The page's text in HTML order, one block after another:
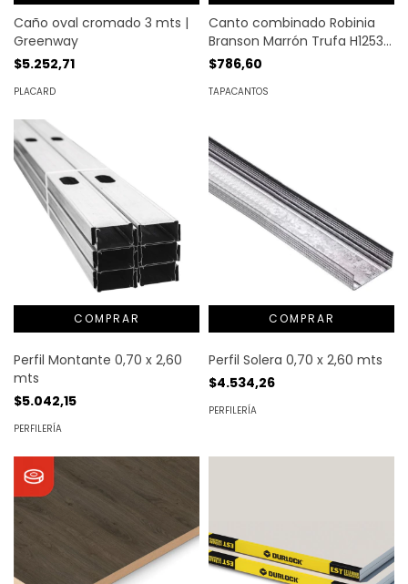
Caño oval cromado 3 mts |
Greenway
$5.252,71
PLACARD
Canto combinado Robinia
Branson Marrón Trufa H1253
ST19 Egger MT. LINEAL
$786,60
TAPACANTOS
Perfil Montante 0,70 x 2,60
mts
$5.042,15
PERFILERÍA
Perfil Solera 0,70 x 2,60 mts
$4.534,26
PERFILERÍA